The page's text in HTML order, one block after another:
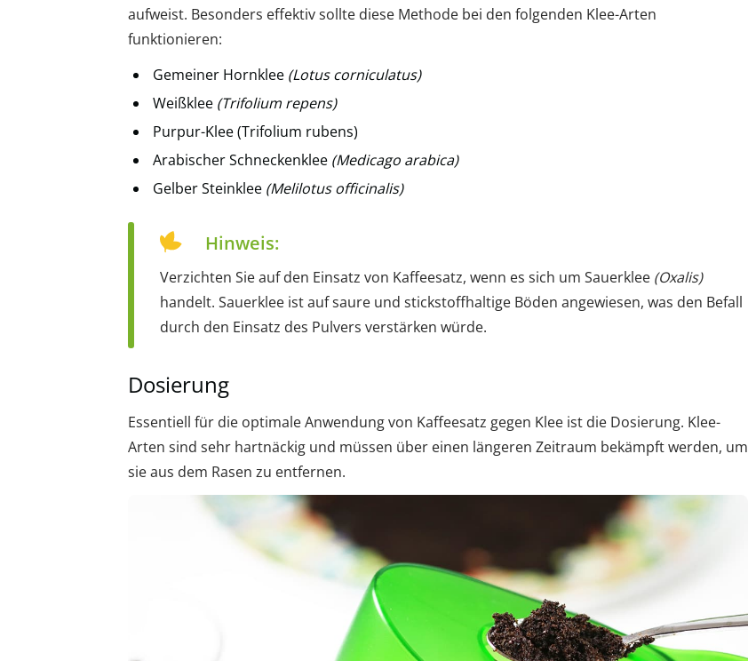
aufweist. Besonders effektiv sollte diese Methode bei den folgenden Klee-Arten
funktionieren:
Gemeiner Hornklee (Lotus corniculatus)
Weißklee (Trifolium repens)
Purpur-Klee (Trifolium rubens)
Arabischer Schneckenklee (Medicago arabica)
Gelber Steinklee (Melilotus officinalis)
Hinweis:
Verzichten Sie auf den Einsatz von Kaffeesatz, wenn es sich um Sauerklee (Oxalis)
handelt. Sauerklee ist auf saure und stickstoffhaltige Böden angewiesen, was den Befall
durch den Einsatz des Pulvers verstärken würde.
Dosierung
Essentiell für die optimale Anwendung von Kaffeesatz gegen Klee ist die Dosierung. Klee-
Arten sind sehr hartnäckig und müssen über einen längeren Zeitraum bekämpft werden, um
sie aus dem Rasen zu entfernen.